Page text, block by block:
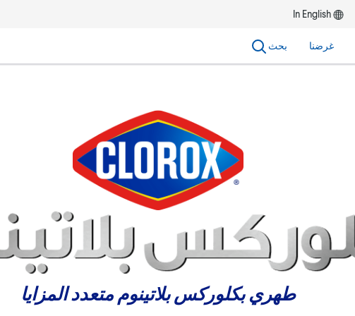
In English
غرضنا بحث
طهري بكلوركس بلاتينوم متعدد المزايا